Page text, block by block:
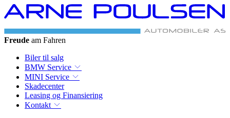
BMW & MINIAutoriseret Service
Biler til salg
BMW Service
MINI Service
Skadecenter
Leasing og Finansiering
Kontakt